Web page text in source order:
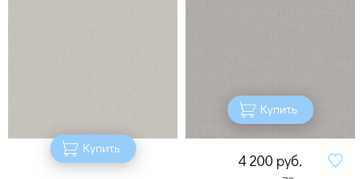
Купить
Купить
4 200 руб.